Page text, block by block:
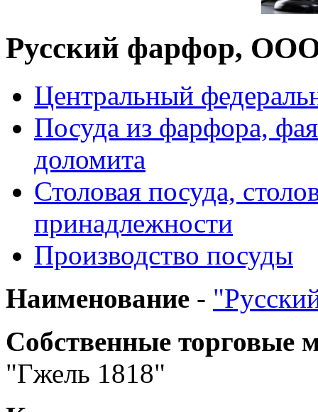
Русский фарфор,
Центральный
Посуда из фарфора,
доломита
Столовая посуда,
принадлежности
Производство посуды
Наименование -
Собственные торговые
"Гжель 1818"